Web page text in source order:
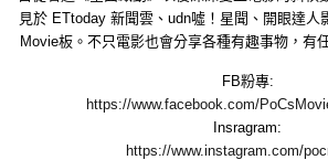
見於 ETtoday 新聞雲、udn噓！星聞、開眼達人
Movie板。不只電影也會分享各種有趣事物，有
FB粉專:
https://www.facebook.com/
Insragram:
https://www.instagram.com/